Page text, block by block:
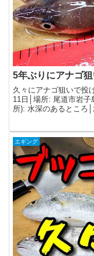
5年ぶりにアナゴ
久々にアナゴ狙いで投
11日│場所: 尾道市岩
所): 水深のあるところ
エギング